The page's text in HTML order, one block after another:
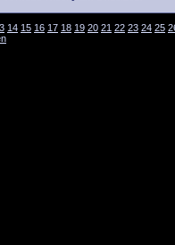
14 15 16 17 18 19 20 21 22 23 24 25